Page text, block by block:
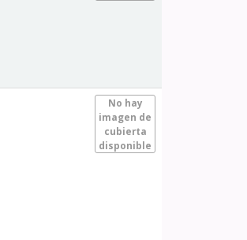
No hay
imagen de
cubierta
disponible